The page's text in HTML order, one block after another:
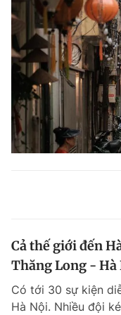
Cả thế giới đến
Thăng Long - Hà
Có tới 30 sự kiện
Hà Nội. Nhiều đội